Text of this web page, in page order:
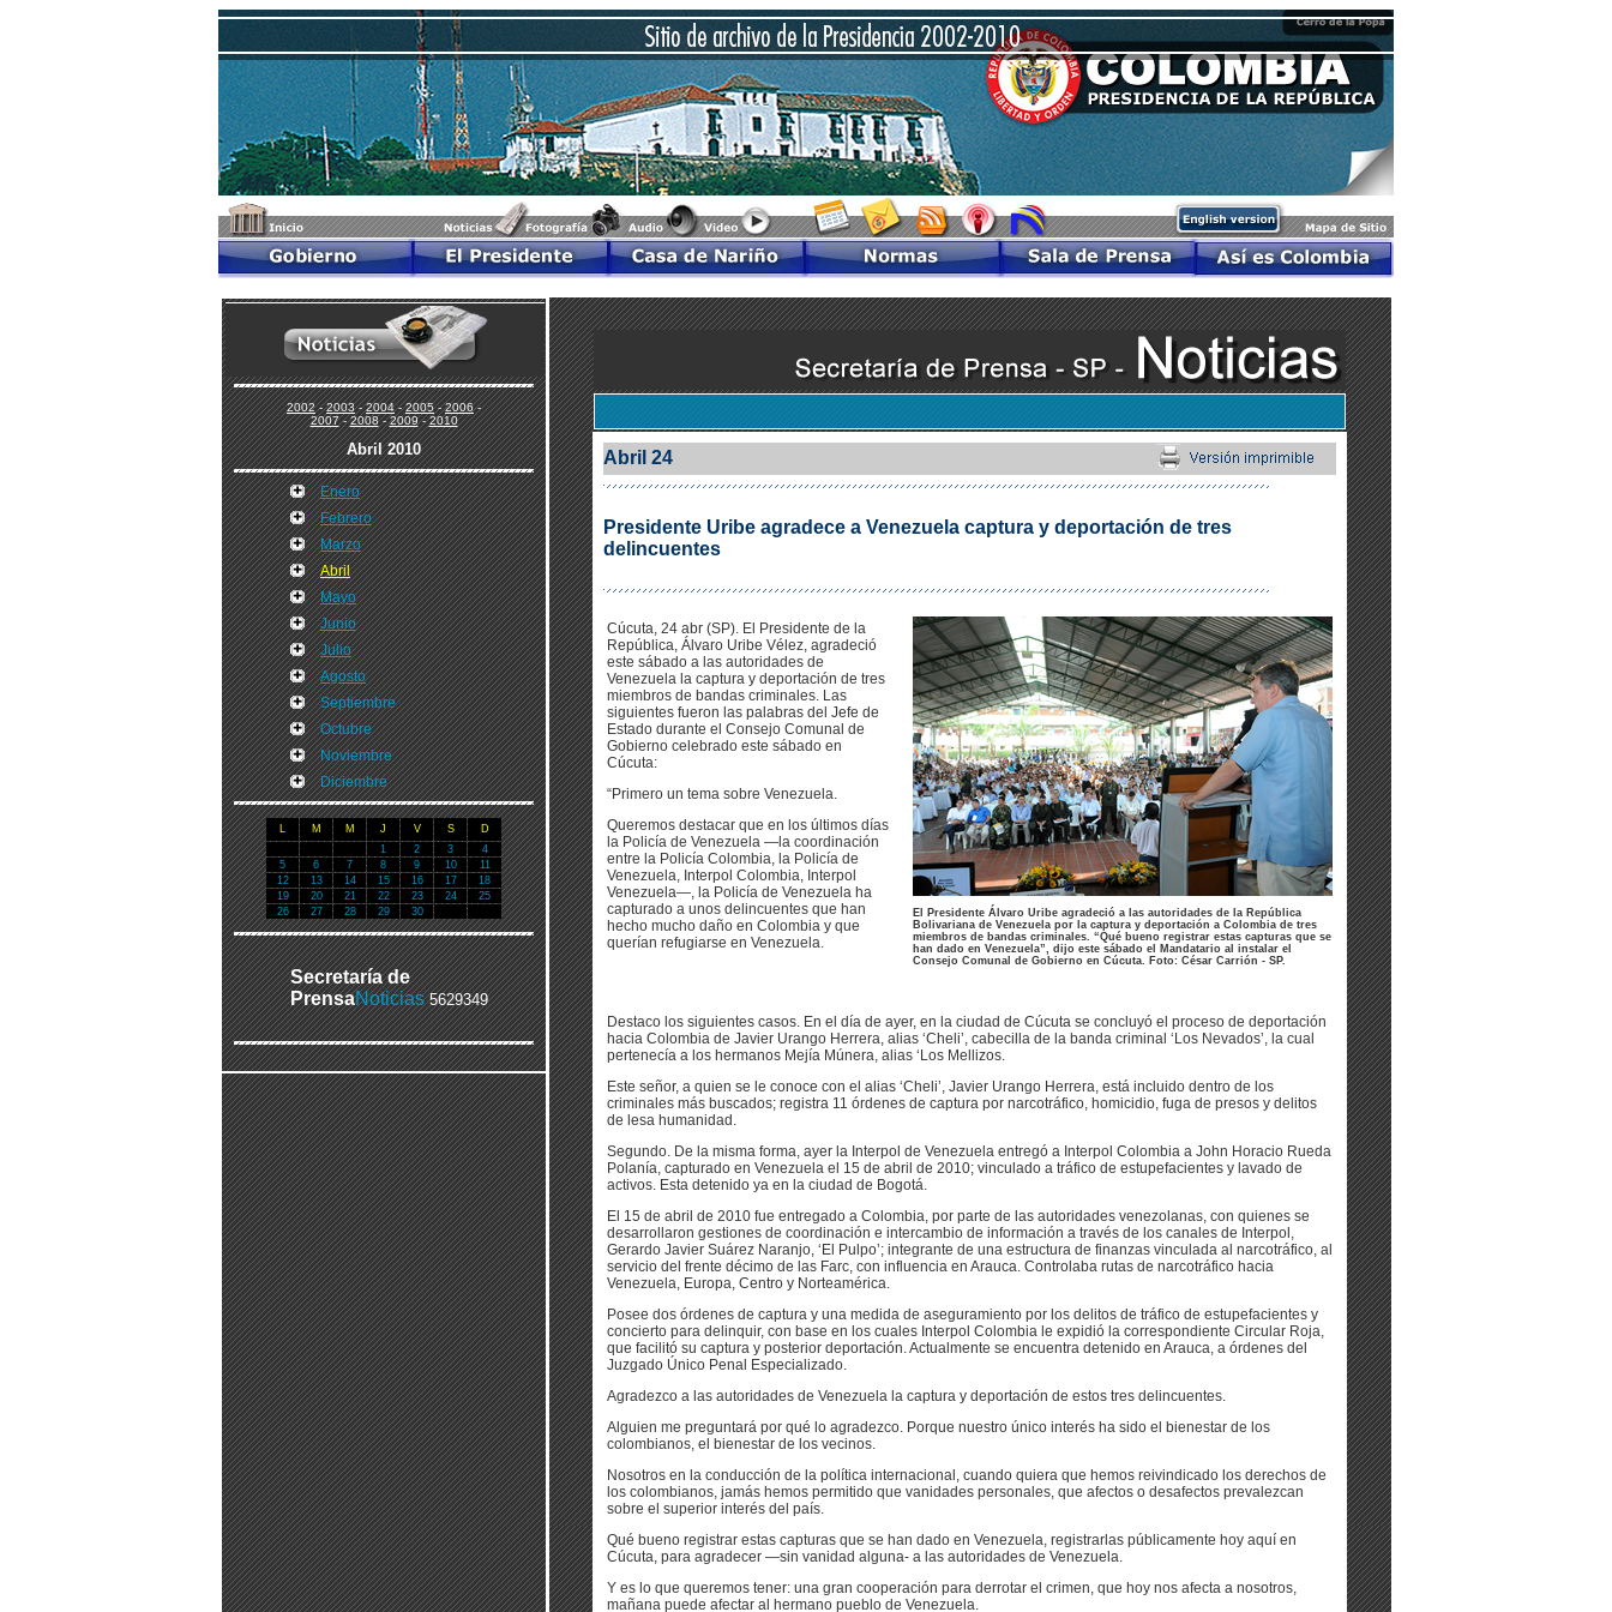
2002-2003-2004-2005-2006-
2007-2008-2009-2010
Abril 2010
Enero
Febrero
Marzo
Abril
Mayo
Junio
Julio
Agosto
Septiembre
Octubre
Noviembre
Diciembre
L M M J V S
D
1
2 3
4
5
6 7 8 9 10
11
12
13 14 15 16 17
18
19
20 21 22 23 24
25
26
27 28 29 30
Secretaría de
PrensaNoticias 5629349
Abril 24
Presidente Uribe agradece a Venezuela captura y deportación de tres
delincuentes
Cúcuta, 24 abr (SP). El Presidente de la
República, Álvaro Uribe Vélez, agradeció
este sábado a las autoridades de
Venezuela la captura y deportación de tres
miembros de bandas criminales. Las
siguientes fueron las palabras del Jefe de
Estado durante el Consejo Comunal de
Gobierno celebrado este sábado en
Cúcuta:
“Primero un tema sobre Venezuela.
Queremos destacar que en los últimos días
la Policía de Venezuela —la coordinación
entre la Policía Colombia, la Policía de
Venezuela, Interpol Colombia, Interpol
Venezuela—, la Policía de Venezuela ha
capturado a unos delincuentes que han
hecho mucho daño en Colombia y que
querían refugiarse en Venezuela.
El Presidente Álvaro Uribe agradeció a las autoridades de la República
Bolivariana de Venezuela por la captura y deportación a Colombia de tres
miembros de bandas criminales. “Qué bueno registrar estas capturas que se
han dado en Venezuela”, dijo este sábado el Mandatario al instalar el
Consejo Comunal de Gobierno en Cúcuta. Foto: César Carrión - SP.
Destaco los siguientes casos. En el día de ayer, en la ciudad de Cúcuta se concluyó el proceso de deportación
hacia Colombia de Javier Urango Herrera, alias ‘Cheli’, cabecilla de la banda criminal ‘Los Nevados’, la cual
pertenecía a los hermanos Mejía Múnera, alias ‘Los Mellizos.
Este señor, a quien se le conoce con el alias ‘Cheli’, Javier Urango Herrera, está incluido dentro de los
criminales más buscados; registra 11 órdenes de captura por narcotráfico, homicidio, fuga de presos y delitos
de lesa humanidad.
Segundo. De la misma forma, ayer la Interpol de Venezuela entregó a Interpol Colombia a John Horacio Rueda
Polanía, capturado en Venezuela el 15 de abril de 2010; vinculado a tráfico de estupefacientes y lavado de
activos. Esta detenido ya en la ciudad de Bogotá.
El 15 de abril de 2010 fue entregado a Colombia, por parte de las autoridades venezolanas, con quienes se
desarrollaron gestiones de coordinación e intercambio de información a través de los canales de Interpol,
Gerardo Javier Suárez Naranjo, ‘El Pulpo’; integrante de una estructura de finanzas vinculada al narcotráfico, al
servicio del frente décimo de las Farc, con influencia en Arauca. Controlaba rutas de narcotráfico hacia
Venezuela, Europa, Centro y Norteamérica.
Posee dos órdenes de captura y una medida de aseguramiento por los delitos de tráfico de estupefacientes y
concierto para delinquir, con base en los cuales Interpol Colombia le expidió la correspondiente Circular Roja,
que facilitó su captura y posterior deportación. Actualmente se encuentra detenido en Arauca, a órdenes del
Juzgado Único Penal Especializado.
Agradezco a las autoridades de Venezuela la captura y deportación de estos tres delincuentes.
Alguien me preguntará por qué lo agradezco. Porque nuestro único interés ha sido el bienestar de los
colombianos, el bienestar de los vecinos.
Nosotros en la conducción de la política internacional, cuando quiera que hemos reivindicado los derechos de
los colombianos, jamás hemos permitido que vanidades personales, que afectos o desafectos prevalezcan
sobre el superior interés del país.
Qué bueno registrar estas capturas que se han dado en Venezuela, registrarlas públicamente hoy aquí en
Cúcuta, para agradecer —sin vanidad alguna- a las autoridades de Venezuela.
Y es lo que queremos tener: una gran cooperación para derrotar el crimen, que hoy nos afecta a nosotros,
mañana puede afectar al hermano pueblo de Venezuela.